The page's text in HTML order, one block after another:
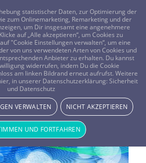
ANRUFEN: 0800-8478266
Tachyonen
statistischer Daten, zur Optimierung der
zum Onlinemarketing, Remarketing und der
um Dir insgesamt eine angenehmere
auf „Alle akzeptieren“, um Cookies zu
"Cookie Einstellungen verwalten“, um eine
von uns verwendeten Arten von Cookies und
Anbieter zu erhalten. Du kannst
widerrufen, indem Du die Cookie
am linken Bildrand erneut aufrufst. Weitere
in unserer Datenschutzerklärung: Sicherheit
und Datenschutz
VERWALTEN NICHT AKZEPTIEREN
UND FORTFAHREN